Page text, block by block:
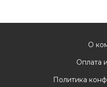
О
Оплата
Политика